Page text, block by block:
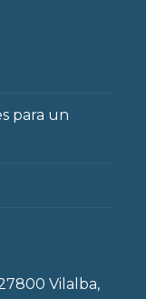
para un
Vilalba,